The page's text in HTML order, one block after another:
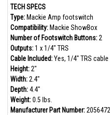
TECH SPECS
Type: Mackie Amp footswitch
Compatibility: Mackie ShowBox
Number of Footswitch Buttons:2
Outputs:1 x 1/4" TRS
Cable Included:Yes, 1/4" TRS cable
Height:2"
Width:2.4"
Depth:4.4"
Weight:0.5 lbs.
Manufacturer Part Number:2056472